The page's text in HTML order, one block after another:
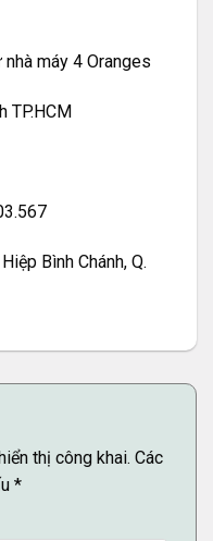
máy 4 Oranges
TP.HCM
Bình Chánh, Q.
thị công khai. Các
*